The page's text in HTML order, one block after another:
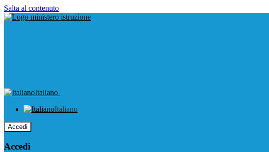
Salta al contenuto
Italiano
Italiano
Accedi
Accedi